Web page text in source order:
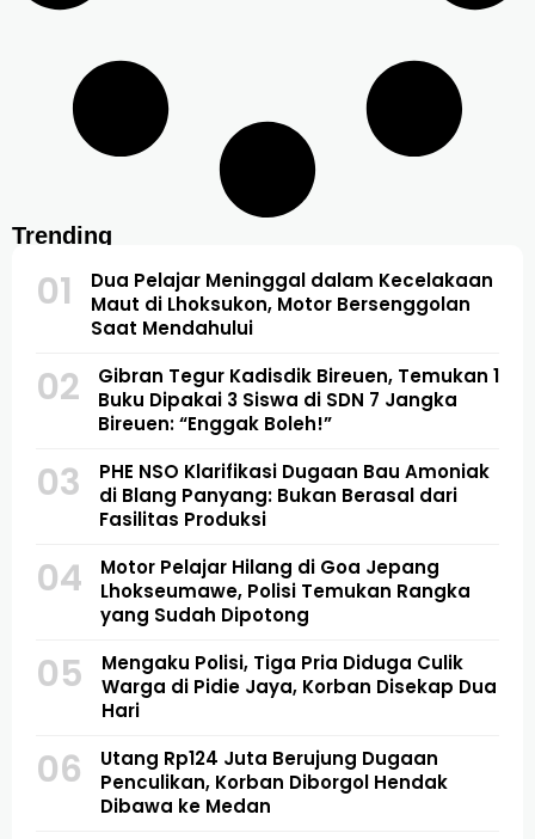
Trending
01
Dua Pelajar Meninggal dalam Kecelakaan
Maut di Lhoksukon, Motor Bersenggolan
Saat Mendahului
02
Gibran Tegur Kadisdik Bireuen, Temukan 1
Buku Dipakai 3 Siswa di SDN 7 Jangka
Bireuen: “Enggak Boleh!”
03
PHE NSO Klarifikasi Dugaan Bau Amoniak
di Blang Panyang: Bukan Berasal dari
Fasilitas Produksi
04
Motor Pelajar Hilang di Goa Jepang
Lhokseumawe, Polisi Temukan Rangka
yang Sudah Dipotong
05
Mengaku Polisi, Tiga Pria Diduga Culik
Warga di Pidie Jaya, Korban Disekap Dua
Hari
06
Utang Rp124 Juta Berujung Dugaan
Penculikan, Korban Diborgol Hendak
Dibawa ke Medan